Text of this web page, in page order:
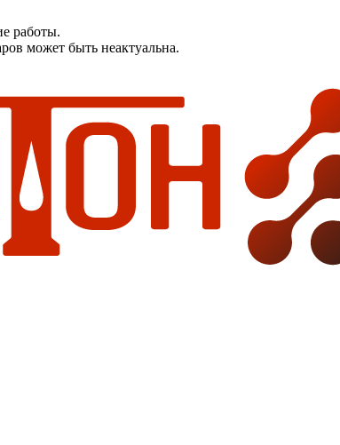
работы.
может быть неактуальна.